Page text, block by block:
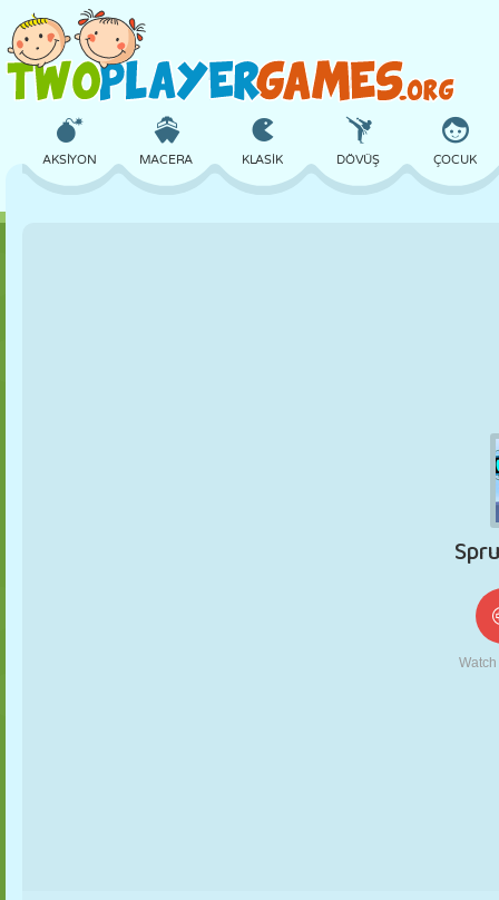
AKSIYON MACERA KLASIK DÖVÜŞ ÇOCUK
TIC TAC TOE